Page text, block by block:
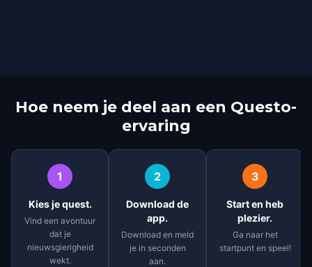
Hoe neem je deel aan een Questo-
ervaring
1
Kies je quest.
Vind een avontuur
dat je
nieuwsgierigheid
wekt.
2
Download de
app.
Download en meld
je in seconden
aan.
3
Start en heb
plezier.
Ga naar het
startpunt en speel!